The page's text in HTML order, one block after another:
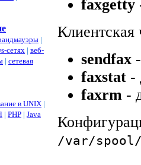
|
сетях | веб-
| сетевая
в UNIX |
| PHP | Java
faxgetty
Клиентская
sendfax
faxstat -
faxrm -
/var/